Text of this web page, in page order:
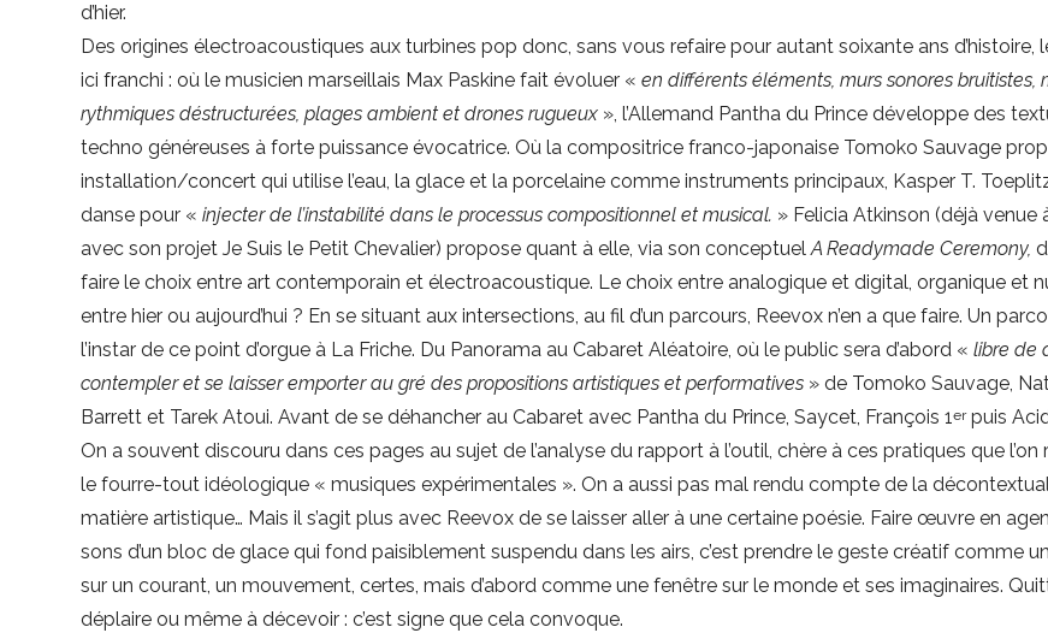
d’hier.
Des origines électroacoustiques aux turbines pop donc, sans vous refaire pour autant soixante ans d’histoire,
ici franchi : où le musicien marseillais Max Paskine fait évoluer «en différents éléments, murs sonores bruitistes,
rythmiques déstructurées, plages ambient et drones rugueux », l’Allemand Pantha du Prince développe des
techno généreuses à forte puissance évocatrice. Où la compositrice franco-japonaise Tomoko Sauvage
installation/concert qui utilise l’eau, la glace et la porcelaine comme instruments principaux, Kasper T.
danse pour «injecter de l’instabilité dans le processus compositionnel et musical. » Felicia Atkinson (déjà venue
avec son projet Je Suis le Petit Chevalier) propose quant à elle, via son conceptuelA Readymade Ceremony,
faire le choix entre art contemporain et électroacoustique. Le choix entre analogique et digital, organique et
entre hier ou aujourd’hui ? En se situant aux intersections, au fil d’un parcours, Reevox n’en a que faire. Un
l’instar de ce point d’orgue à La Friche. Du Panorama au Cabaret Aléatoire, où le public sera d’abord «libre de
contempler et se laisser emporter au gré des propositions artistiques et performatives » de Tomoko Sauvage,
Barrett et Tarek Atoui. Avant de se déhancher au Cabaret avec Pantha du Prince, Saycet, François 1erpuis
On a souvent discouru dans ces pages au sujet de l’analyse du rapport à l’outil, chère à ces pratiques que l’on
le fourre-tout idéologique « musiques expérimentales ». On a aussi pas mal rendu compte de la
matière artistique… Mais il s’agit plus avec Reevox de se laisser aller à une certaine poésie. Faire œuvre en
sons d’un bloc de glace qui fond paisiblement suspendu dans les airs, c’est prendre le geste créatif comme
sur un courant, un mouvement, certes, mais d’abord comme une fenêtre sur le monde et ses imaginaires.
déplaire ou même à décevoir : c’est signe que cela convoque.